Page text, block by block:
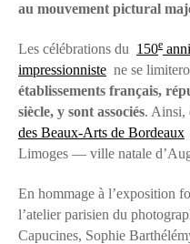
au mouvement pictural
Les célébrations du 150e
impressionniste ne se
établissements français,
siècle, y sont associés. Ainsi,
des Beaux-Arts de Bordeaux
Limoges — ville natale
En hommage à l’exposition
l’atelier parisien du
Capucines, Sophie